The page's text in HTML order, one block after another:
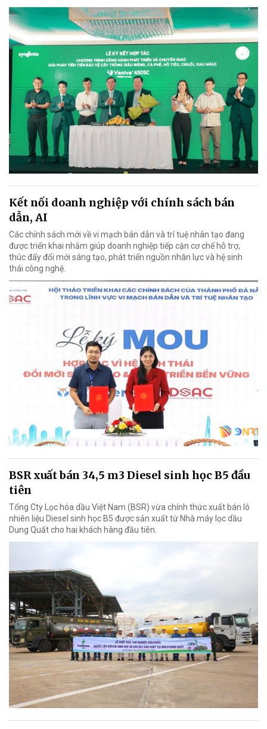
Kết nối doanh nghiệp với chính sách bán
dẫn, AI
Các chính sách mới về vi mạch bán dẫn và trí tuệ nhân tạo đang
được triển khai nhằm giúp doanh nghiệp tiếp cận cơ chế hỗ trợ,
thúc đẩy đổi mới sáng tạo, phát triển nguồn nhân lực và hệ sinh
thái công nghệ.
BSR xuất bán 34,5 m3 Diesel sinh học B5 đầu
tiên
Tổng Cty Lọc hóa dầu Việt Nam (BSR) vừa chính thức xuất bán lô
nhiên liệu Diesel sinh học B5 được sản xuất từ Nhà máy lọc dầu
Dung Quất cho hai khách hàng đầu tiên.